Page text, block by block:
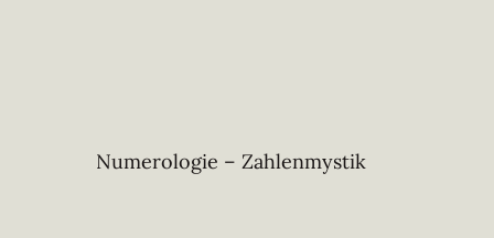
Numerologie – Zahlenmystik